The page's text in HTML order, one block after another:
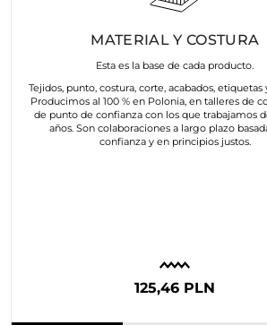
MATERIAL Y COSTURA
Esta es la base de cada producto.
Tejidos, punto, costura, corte, acabados,
Producimos al 100 % en Polonia, en talleres de
de punto de confianza con los que trabajamos
años. Son colaboraciones a largo plazo
confianza y en principios justos.
125,46 PLN